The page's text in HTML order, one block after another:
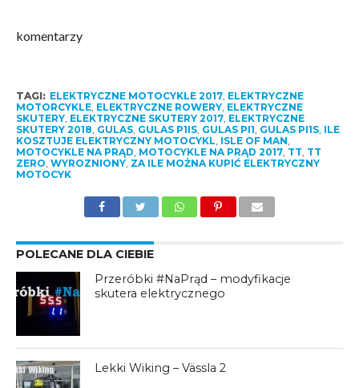
komentarzy
TAGI: ELEKTRYCZNE MOTOCYKLE 2017, ELEKTRYCZNE
MOTORCYKLE, ELEKTRYCZNE ROWERY, ELEKTRYCZNE
SKUTERY, ELEKTRYCZNE SKUTERY 2017, ELEKTRYCZNE
SKUTERY 2018 GULAS, GULAS P1IS, GULAS PI1 GULAS PI1S, ILE
KOSZTUJE ELEKTRYCZNY MOTOCYKL ISLE OF MAN
MOTOCYKLE NA PRĄD MOTOCYKLE NA PRĄD 2017, TT TT
ZERO WYROZNIONY, ZA ILE MOŻNA KUPIĆ ELEKTRYCZNY
MOTOCYK
POLECANE DLA CIEBIE
Przeróbki #NaPrąd – modyfikacje
skutera elektrycznego
Lekki Wiking – Vässla 2